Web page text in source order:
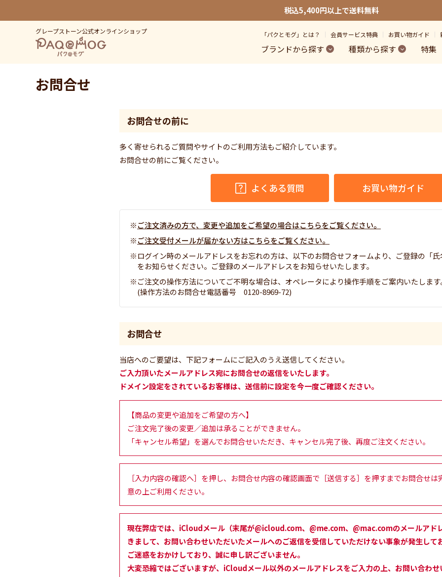
税込5,400円以上で送料無料
グレープストーン公式オンラインショップ 「パクとモグ」とは？ 会員サービス特典 お買い物ガイド
ブランドから探す 種類から探す 特集
お問合せ
お問合せの前に
多く寄せられるご質問やサイトのご利用方法もご紹介しています。
お問合せの前にご覧ください。
よくある質問 お買い物ガイド
ご注文済みの方で、変更や追加をご希望の場合はこちらをご覧ください。
ご注文受付メールが届かない方はこちらをご覧ください。
ログイン時のメールアドレスをお忘れの方は、以下のお問合せフォームより、ご登録の「氏
をお知らせください。ご登録のメールアドレスをお知らせいたします。
ご注文の操作方法についてご不明な場合は、オペレータにより操作手順をご案内いたします
(操作方法のお問合せ電話番号 0120-8969-72)
お問合せ
当店へのご要望は、下記フォームにご記入のうえ送信してください。
ご入力頂いたメールアドレス宛にお問合せの返信をいたします。
ドメイン設定をされているお客様は、送信前に設定を今一度ご確認ください。
【商品の変更や追加をご希望の方へ】
ご注文完了後の変更／追加は承ることができません。
「キャンセル希望」を選んでお問合せいただき、キャンセル完了後、再度ご注文ください。
［入力内容の確認へ］を押し、お問合せ内容の確認画面で［送信する］を押すまでお問合せ
意の上ご利用ください。
現在弊店では、iCloudメール（末尾が@icloud.com、@me.com、@mac.comのメールアド
きまして、お問い合わせいただいたメールへのご返信を受信していただけない事象が発生して
ご迷惑をおかけしており、誠に申し訳ございません。
大変恐縮ではございますが、iCloudメール以外のメールアドレスをご入力の上、お問い合わ